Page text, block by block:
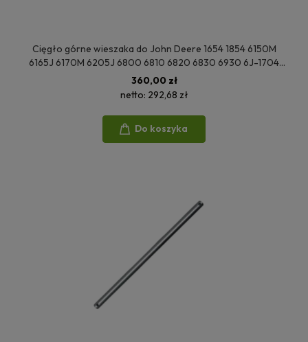
Cięgło górne wieszaka do John Deere 1654 1854 6150M
6165J 6170M 6205J 6800 6810 6820 6830 6930 6J-1704
6J-1904 7330 7430 7530 SE6920 L200748
360,00 zł
netto: 292,68 zł
Do koszyka